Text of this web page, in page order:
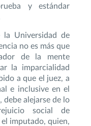
y estándar
Universidad de
no es más que
de la mente
la imparcialidad
a que el juez, a
e inclusive en el
alejarse de lo
social de
imputado, quien,